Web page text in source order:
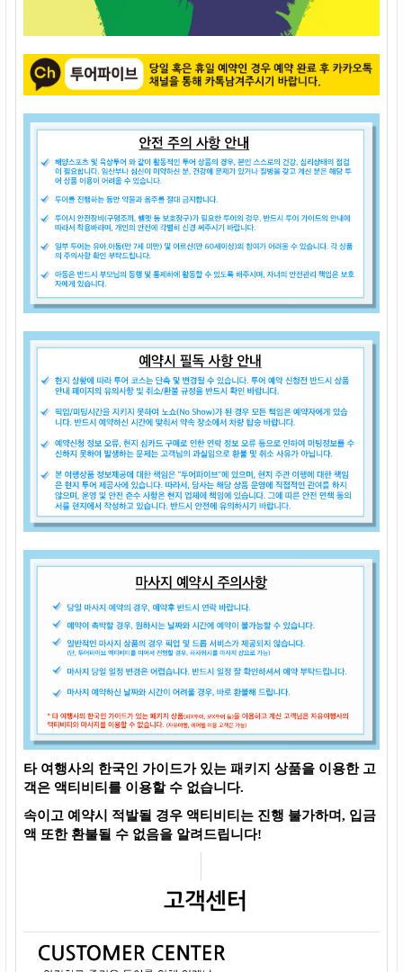
타 여행사의 한국인 가이드가 있는 패키지 상품을 이용한 고
객은 액티비티를 이용할 수 없습니다.
속이고 예약시 적발될 경우 액티비티는 진행 불가하며, 입금
액 또한 환불될 수 없음을 알려드립니다!